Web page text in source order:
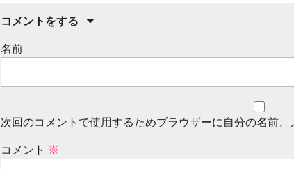
コメントをする
名前
次回のコメントで使用するためブラウザーに自分の名前、
コメント ※